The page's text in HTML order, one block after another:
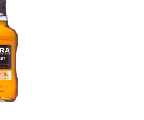
Korb